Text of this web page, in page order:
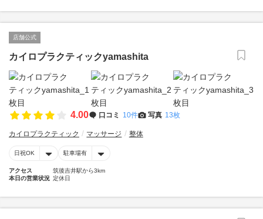
店舗公式
カイロプラクティックyamashita
4.00 口コミ 10件 写真 13枚
カイロプラクティック マッサージ 整体
日祝OK 駐車場有
アクセス
筑後吉井駅から3km
本日の営業状況 定休日